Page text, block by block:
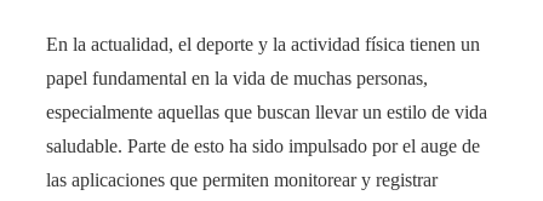
En la actualidad, el deporte y la actividad física tienen un
papel fundamental en la vida de muchas personas,
especialmente aquellas que buscan llevar un estilo de vida
saludable. Parte de esto ha sido impulsado por el auge de
las aplicaciones que permiten monitorear y registrar